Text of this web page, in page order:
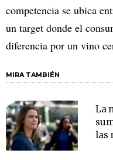
competencia se ubica
un target donde el
diferencia por un vino
MIRA TAMBIÉN
La
las